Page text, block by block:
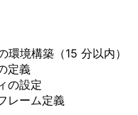
境構築（15 分以内）
定義
の設定
レーム定義